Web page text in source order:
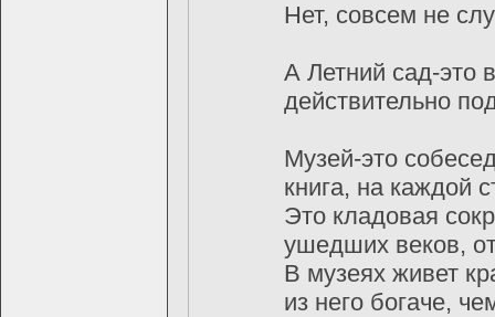
Нет, совсем не
А Летний сад-это
действительно
Музей-это
книга, на каждой
Это кладовая
ушедших веков,
В музеях живет
из него богаче,